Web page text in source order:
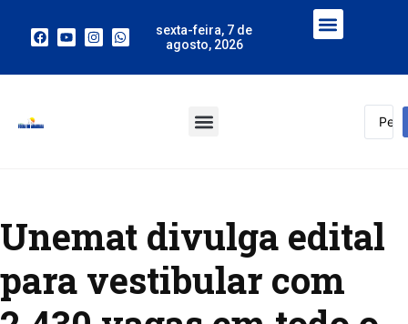
sexta-feira, 7 de
agosto, 2026
Unemat divulga edital
para vestibular com